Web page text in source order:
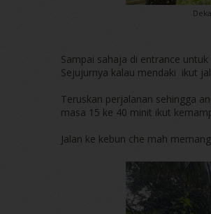
Sampai sahaja di entrance
Sejujurnya kalau mendaki ikut
Teruskan perjalanan sehingga
masa 15 ke 40 minit ikut
Jalan ke kebun che mah